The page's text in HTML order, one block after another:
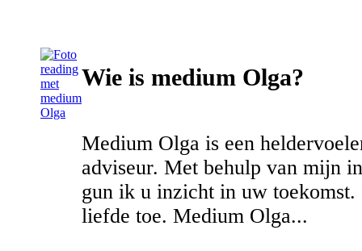
Wie is medium Olga?
Medium Olga is een
adviseur. Met behulp van mijn
gun ik u inzicht in uw
liefde toe. Medium Olga...